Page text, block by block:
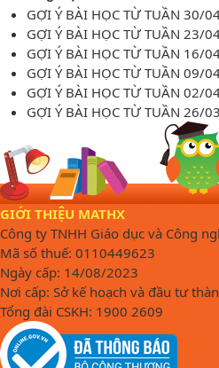
GỢI Ý BÀI HỌC TỪ TUẦN 30/
GỢI Ý BÀI HỌC TỪ TUẦN 23/
GỢI Ý BÀI HỌC TỪ TUẦN 16/
GỢI Ý BÀI HỌC TỪ TUẦN 09/
GỢI Ý BÀI HỌC TỪ TUẦN 02/
GỢI Ý BÀI HỌC TỪ TUẦN 26/
GIỚI THIỆU MATHX
Công ty TNHH Giáo dục và Công
Mã số thuế: 0110449623
Ngày cấp: 14/08/2023
Nơi cấp: Sở kế hoạch và đầu tư
Tổng đài CSKH: 1900 2609